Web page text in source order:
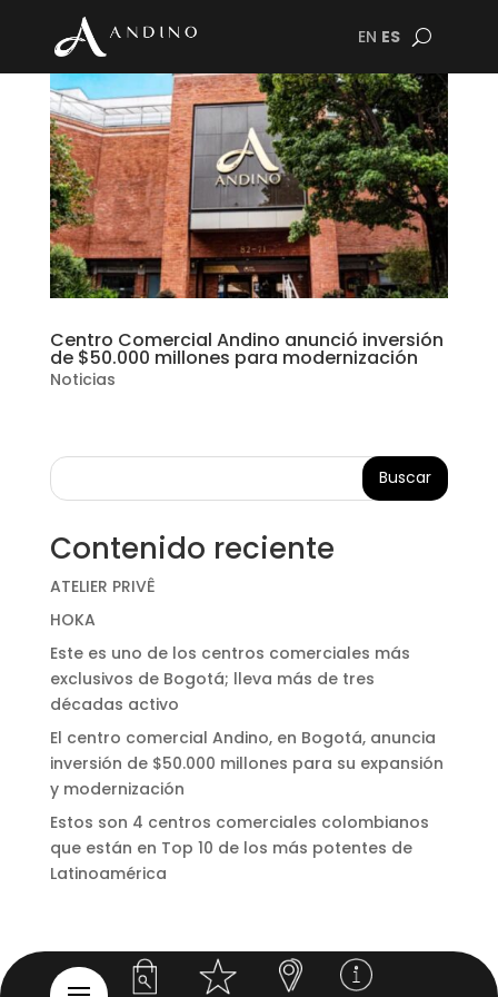
EN ES
Centro Comercial Andino anunció inversión
de $50.000 millones para modernización
Noticias
Buscar
Contenido reciente
ATELIER PRIVÊ
HOKA
Este es uno de los centros comerciales más
exclusivos de Bogotá; lleva más de tres
décadas activo
El centro comercial Andino, en Bogotá, anuncia
inversión de $50.000 millones para su expansión
y modernización
Estos son 4 centros comerciales colombianos
que están en Top 10 de los más potentes de
Latinoamérica